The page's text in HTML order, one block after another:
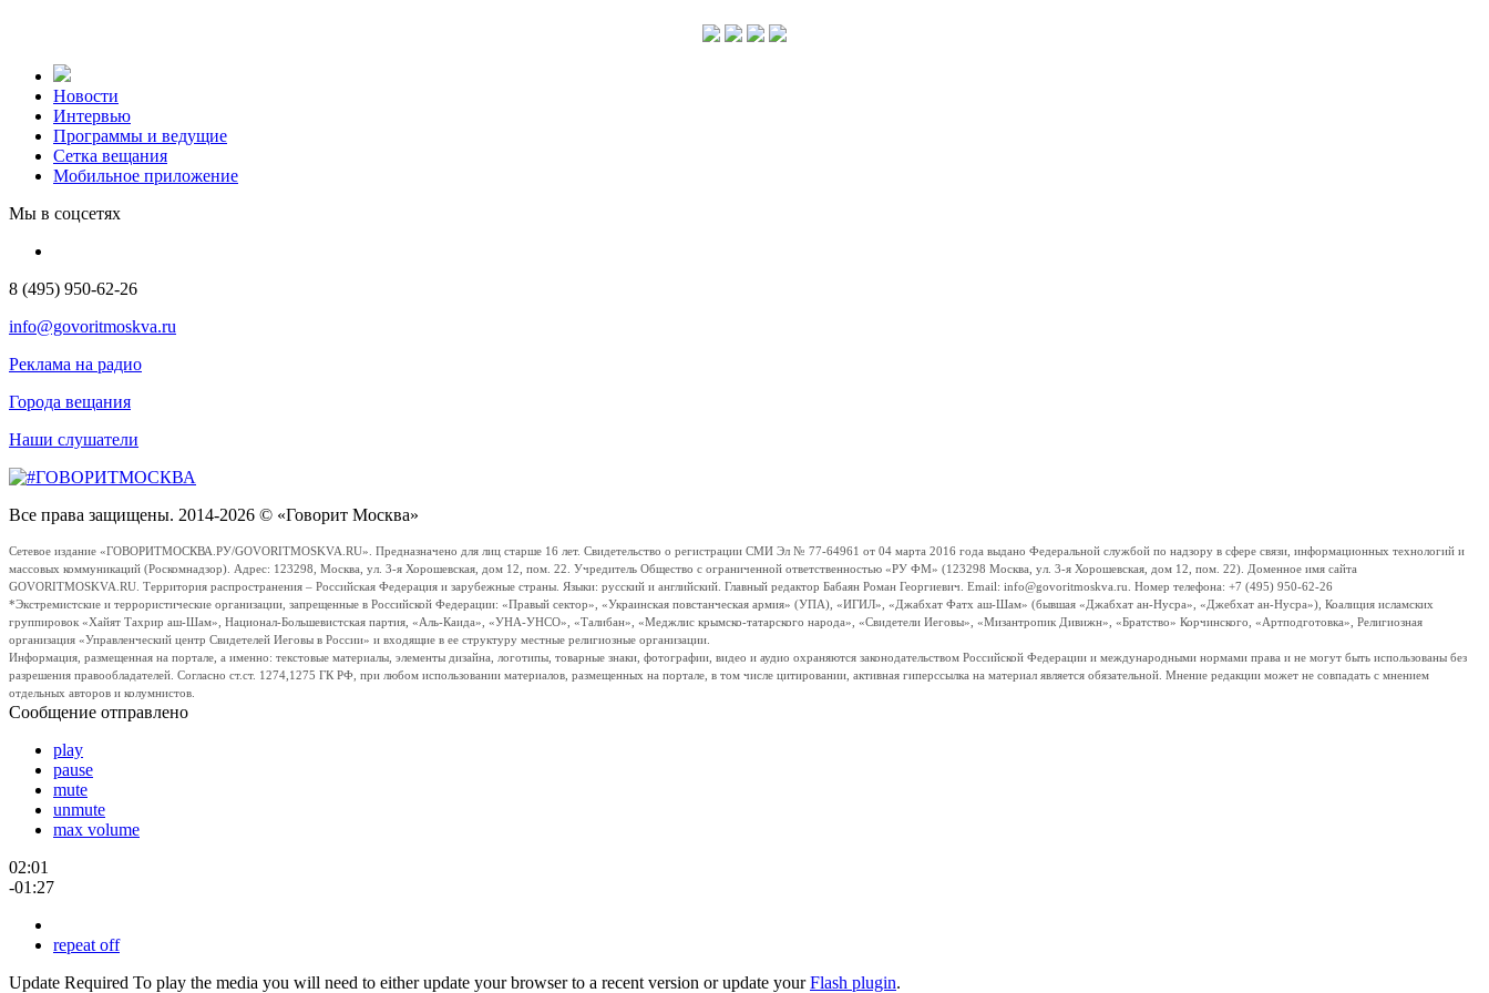
Новости
Интервью
Программы и ведущие
Сетка вещания
Мобильное приложение
Мы в соцсетях
8 (495) 950-62-26
info@govoritmoskva.ru
Реклама на радио
Города вещания
Наши слушатели
Все права защищены. 2014-2026 © «Говорит Москва»
Сетевое издание «ГОВОРИТМОСКВА.РУ/GOVORITMOSKVA.RU». Предназначено для лиц старше 16 лет. Свидетельство о регистрации СМИ Эл № 77-64961 от 04 марта 2016 года выдано Федеральной службой по надзору в сфере связи, информационных технологий и
массовых коммуникаций (Роскомнадзор). Адрес: 123298, Москва, ул. 3-я Хорошевская, дом 12, пом. 22. Учредитель Общество с ограниченной ответственностью «РУ ФМ» (123298 Москва, ул. 3-я Хорошевская, дом 12, пом. 22). Доменное имя сайта
GOVORITMOSKVA.RU. Территория распространения – Российская Федерация и зарубежные страны. Языки: русский и английский. Главный редактор Бабаян Роман Георгиевич. Email: info@govoritmoskva.ru. Номер телефона: +7 (495) 950-62-26
*Экстремистские и террористические организации, запрещенные в Российской Федерации: «Правый сектор», «Украинская повстанческая армия» (УПА), «ИГИЛ», «Джабхат Фатх аш-Шам» (бывшая «Джабхат ан-Нусра», «Джебхат ан-Нусра»), Коалиция исламских
группировок «Хайят Тахрир аш-Шам», Национал-Большевистская партия, «Аль-Каида», «УНА-УНСО», «Талибан», «Меджлис крымско-татарского народа», «Свидетели Иеговы», «Мизантропик Дивижн», «Братство» Корчинского, «Артподготовка», Религиозная
организация «Управленческий центр Свидетелей Иеговы в России» и входящие в ее структуру местные религиозные организации.
Информация, размещенная на портале, а именно: текстовые материалы, элементы дизайна, логотипы, товарные знаки, фотографии, видео и аудио охраняются законодательством Российской Федерации и международными нормами права и не могут быть использованы без
разрешения правообладателей. Согласно ст.ст. 1274,1275 ГК РФ, при любом использовании материалов, размещенных на портале, в том числе цитировании, активная гиперссылка на материал является обязательной. Мнение редакции может не совпадать с мнением
отдельных авторов и колумнистов.
Сообщение отправлено
play
pause
mute
unmute
max volume
02:01
-01:27
repeat off
Update Required To play the media you will need to either update your browser to a recent version or update yourFlash plugin.